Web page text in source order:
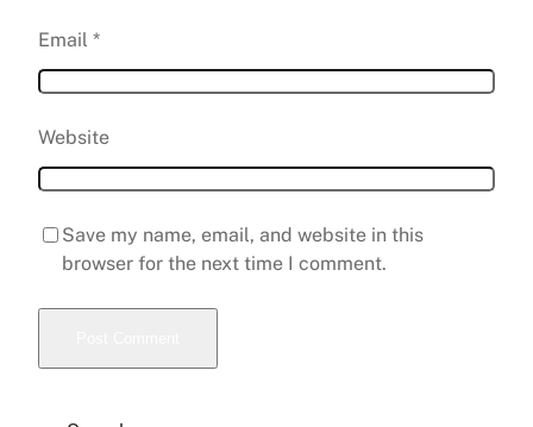
Email *
Website
Save my name, email, and website in this
browser for the next time I comment.